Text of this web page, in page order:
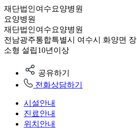
재단법인여수요양병원
요양병원
재단법인여수요양병원
전남광주통합특별시 여수시 화양면
소형 설립10년이상
공유하기
전화상담하기
시설안내
진료안내
위치안내